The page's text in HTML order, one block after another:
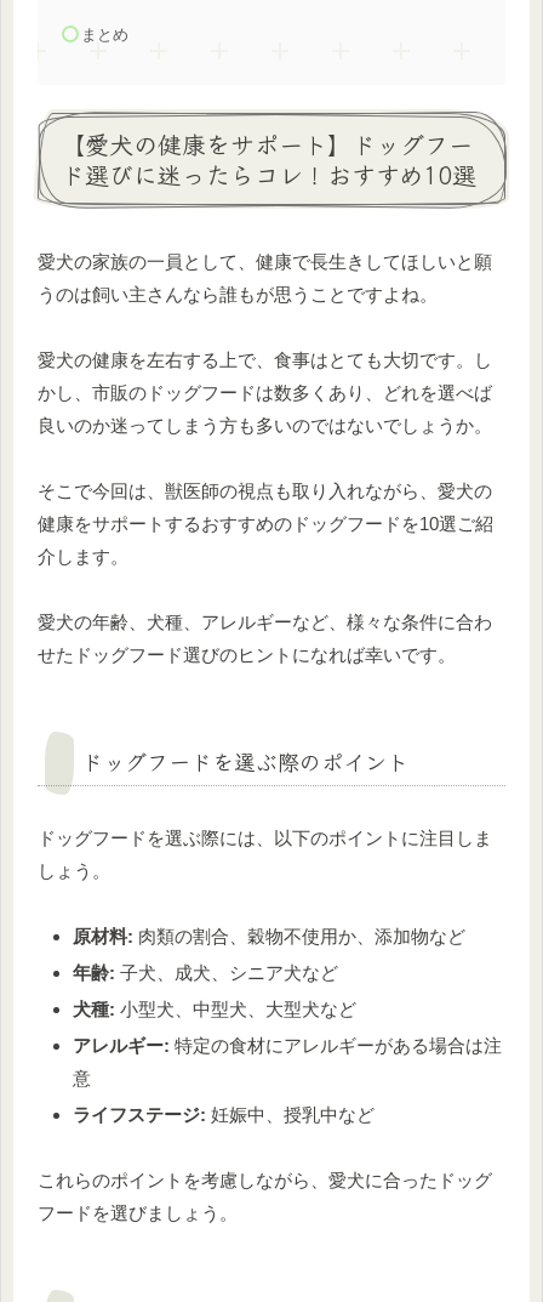
まとめ
【愛犬の健康をサポート】ドッグフー
ド選びに迷ったらコレ！おすすめ10選
愛犬の家族の一員として、健康で長生きしてほしいと願
うのは飼い主さんなら誰もが思うことですよね。
愛犬の健康を左右する上で、食事はとても大切です。し
かし、市販のドッグフードは数多くあり、どれを選べば
良いのか迷ってしまう方も多いのではないでしょうか。
そこで今回は、獣医師の視点も取り入れながら、愛犬の
健康をサポートするおすすめのドッグフードを10選ご紹
介します。
愛犬の年齢、犬種、アレルギーなど、様々な条件に合わ
せたドッグフード選びのヒントになれば幸いです。
ドッグフードを選ぶ際のポイント
ドッグフードを選ぶ際には、以下のポイントに注目しま
しょう。
原材料: 肉類の割合、穀物不使用か、添加物など
年齢: 子犬、成犬、シニア犬など
犬種: 小型犬、中型犬、大型犬など
アレルギー: 特定の食材にアレルギーがある場合は注
意
ライフステージ: 妊娠中、授乳中など
これらのポイントを考慮しながら、愛犬に合ったドッグ
フードを選びましょう。